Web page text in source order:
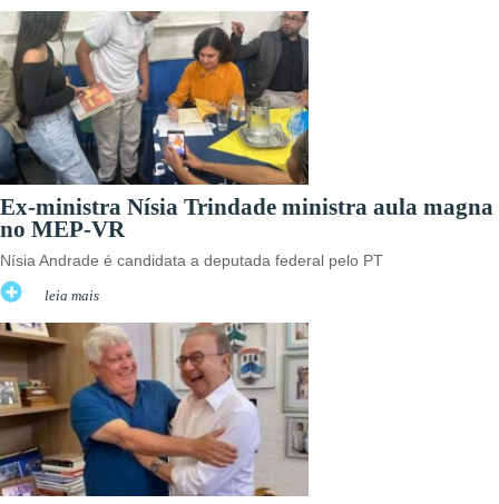
Ex-ministra Nísia Trindade ministra aula magna
no MEP-VR
Nísia Andrade é candidata a deputada federal pelo PT
leia mais